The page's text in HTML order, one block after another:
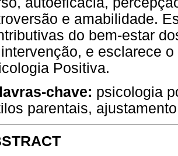
e amabilidade.
do bem-estar
e esclarece
Positiva.
chave: psicologia
parentais,